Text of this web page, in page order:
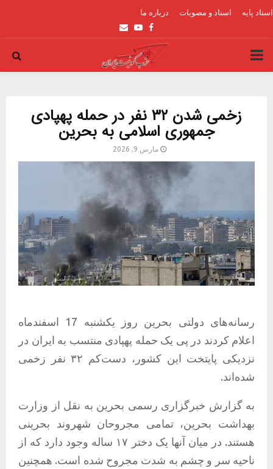
اسناد پایه اسناد و مصوبات درباره ما
Facebook
Youtube
Email
PRIMARY
زخمی شدن ۳۲ نفر در حمله پهپادی
جمهوری اسلامی به بحرین
مارس 9, 2026
رسانه‌های دولتی بحرین
روز یکشنبه 17 اسفندماه
اعلام کردند در پی یک حمله پهپادی منتسب به ایران در
نزدیکی پایتخت این کشور، دست‌کم ۳۲ نفر زخمی
شده‌اند.
به گزارش خبرگزاری رسمی بحرین به نقل از وزارت
بهداشت بحرین، تمامی مجروحان شهروند بحرینی
هستند. در میان آنها یک دختر ۱۷ ساله وجود دارد که از
ناحیه سر و چشم به شدت مجروح شده است. همچنین